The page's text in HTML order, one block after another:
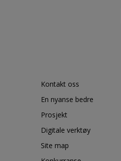
Kontakt oss
En nyanse bedre
Prosjekt
Digitale verktøy
Site map